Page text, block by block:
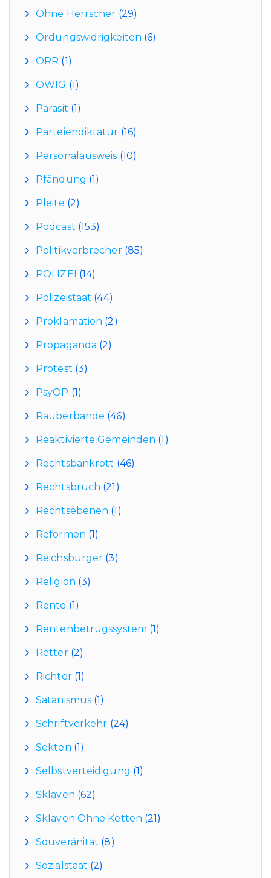
Ohne Herrscher (29)
Ordungswidrigkeiten (6)
ÖRR (1)
OWIG (1)
Parasit (1)
Parteiendiktatur (16)
Personalausweis (10)
Pfändung (1)
Pleite (2)
Podcast (153)
Politikverbrecher(85)
POLIZEI (14)
Polizeistaat (44)
Proklamation (2)
Propaganda (2)
Protest (3)
PsyOP (1)
Räuberbande (46)
Reaktivierte Gemeinden (1)
Rechtsbankrott (46)
Rechtsbruch (21)
Rechtsebenen (1)
Reformen (1)
Reichsbürger (3)
Religion (3)
Rente (1)
Rentenbetrugssystem (1)
Retter(2)
Richter(1)
Satanismus (1)
Schriftverkehr (24)
Sekten (1)
Selbstverteidigung (1)
Sklaven (62)
Sklaven Ohne Ketten (21)
Souveränität (8)
Sozialstaat (2)